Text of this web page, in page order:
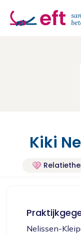
Kiki
Nelissen-